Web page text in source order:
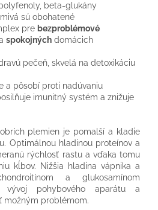
beta-glukány
sú obohatené
pre bezproblémové
spokojných domácich
pečeň, skvelá na detoxikáciu
a pôsobí proti nadúvaniu
imunitný systém a znižuje
plemien je pomalší a kladie
Optimálnou hladinou proteínov a
rýchlosť rastu a vďaka tomu
kĺbov. Nižšia hladina vápnika a
a glukosamínom
vývoj pohybového aparátu a
možným problémom.